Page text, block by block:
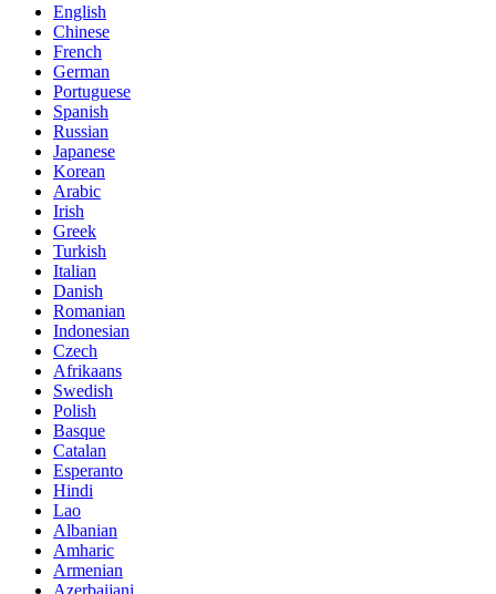
English
Chinese
French
German
Portuguese
Spanish
Russian
Japanese
Korean
Arabic
Irish
Greek
Turkish
Italian
Danish
Romanian
Indonesian
Czech
Afrikaans
Swedish
Polish
Basque
Catalan
Esperanto
Hindi
Lao
Albanian
Amharic
Armenian
Azerbaijani